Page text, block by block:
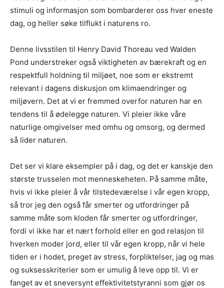
stimuli og informasjon som bombarderer oss hver eneste
dag, og heller søke tilflukt i naturens ro.
Denne livsstilen til Henry David Thoreau ved Walden
Pond understreker også viktigheten av bærekraft og en
respektfull holdning til miljøet, noe som er ekstremt
relevant i dagens diskusjon om klimaendringer og
miljøvern. Det at vi er fremmed overfor naturen har en
tendens til å ødelegge naturen. Vi pleier ikke våre
naturlige omgivelser med omhu og omsorg, og dermed
så lider naturen.
Det ser vi klare eksempler på i dag, og det er kanskje den
største trusselen mot menneskeheten. På samme måte,
hvis vi ikke pleier å vår tilstedeværelse i vår egen kropp,
så tror jeg den også får smerter og utfordringer på
samme måte som kloden får smerter og utfordringer,
fordi vi ikke har et nært forhold eller en god relasjon til
hverken moder jord, eller til vår egen kropp, når vi hele
tiden er i hodet, preget av stress, forpliktelser, jag og mas
og suksesskriterier som er umulig å leve opp til. Vi er
fanget av et sneversynt effektivitetstyranni som gjør os